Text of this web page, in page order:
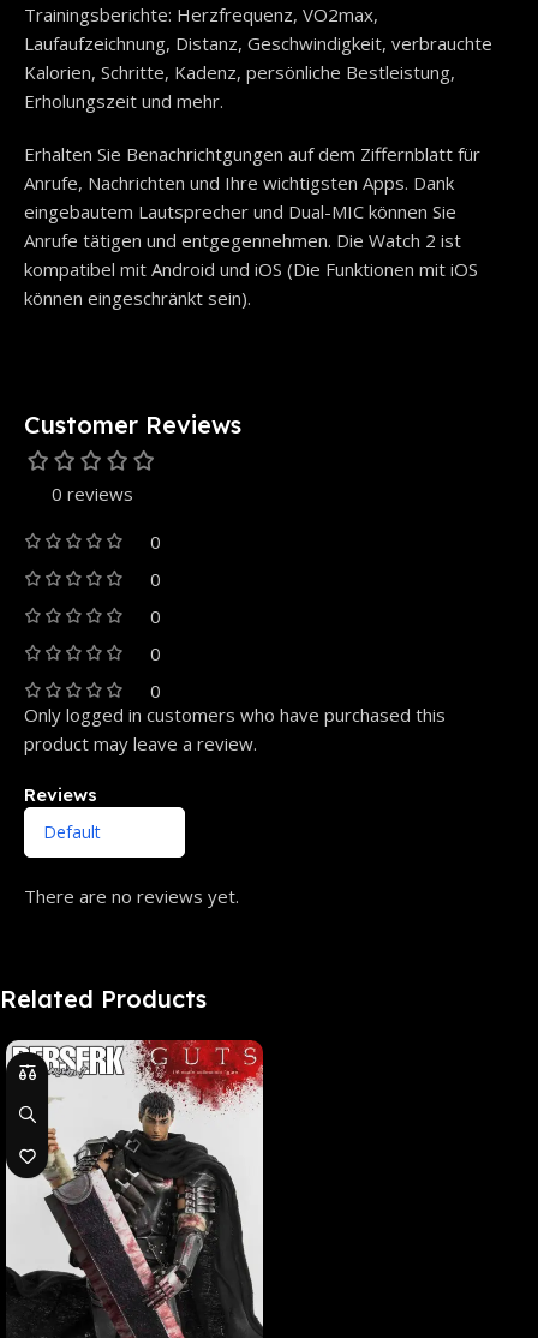
Trainingsberichte: Herzfrequenz, VO2max,
Laufaufzeichnung, Distanz, Geschwindigkeit, verbrauchte
Kalorien, Schritte, Kadenz, persönliche Bestleistung,
Erholungszeit und mehr.
Erhalten Sie Benachrichtgungen auf dem Ziffernblatt für
Anrufe, Nachrichten und Ihre wichtigsten Apps. Dank
eingebautem Lautsprecher und Dual-MIC können Sie
Anrufe tätigen und entgegennehmen. Die Watch 2 ist
kompatibel mit Android und iOS (Die Funktionen mit iOS
können eingeschränkt sein).
Customer Reviews
0 reviews
0
0
0
0
0
Reviews
There are no reviews yet.
Only logged in customers who have purchased this
product may leave a review.
Related Products